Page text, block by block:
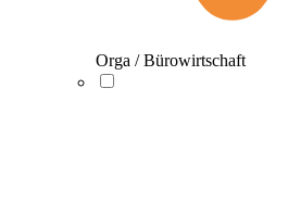
Orga / Bürowirtschaft